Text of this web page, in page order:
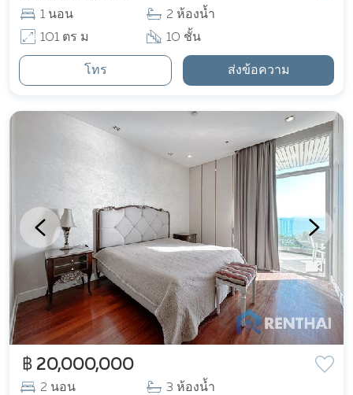
1 นอน
2 ห้องน้ำ
101 ตร ม
10 ชั้น
โทร ส่งข้อความ
฿ 20,000,000
2 นอน
3 ห้องน้ำ